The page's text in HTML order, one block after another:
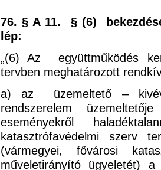
76. § A 11. § (6)
lép:
„(6) Az együttműködés
tervben meghatározott
a) az üzemeltető –
rendszerelem
eseményekről
katasztrófavédelmi szerv
(vármegyei, fővárosi
műveletirányító ügyeletét)